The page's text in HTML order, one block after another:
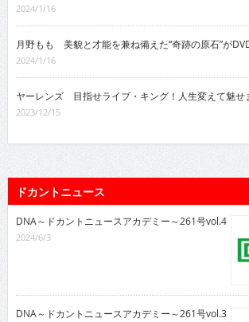
2024/1/16
月野もも 美貌と才能を兼ね備えた“奇跡の原石”が
2024/1/16
ヤーレンズ 目指せライブ・キング！人生変えて魅せ
2023/12/15
ドカントニュース
DNA～ドカントニュースアカデミー～261号vol.4
2024/6/3
DNA～ドカントニュースアカデミー～261号vol.3